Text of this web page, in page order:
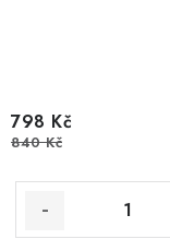
798 Kč
840 Kč